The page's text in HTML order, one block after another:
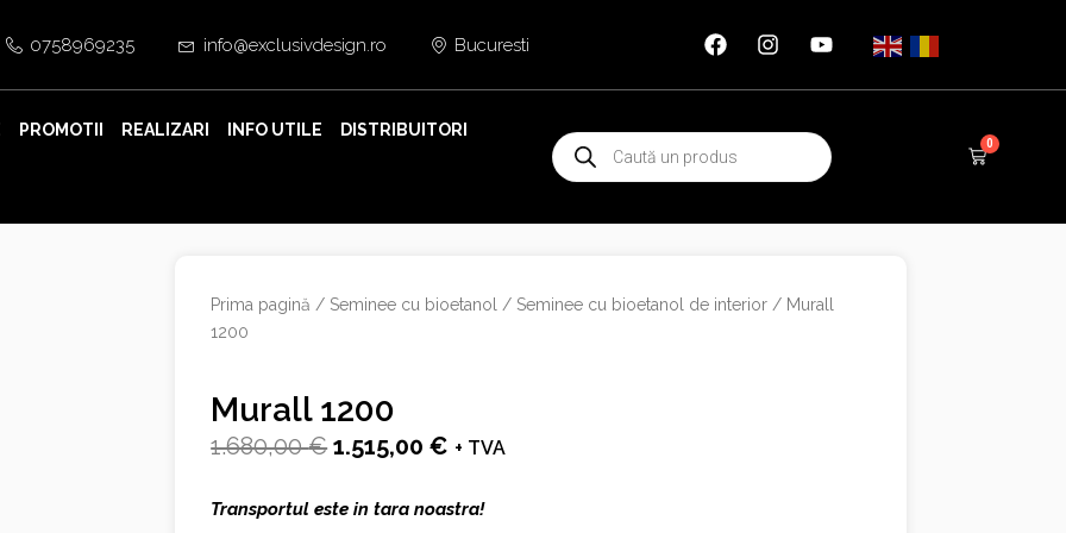
0758969235 info@exclusivdesign.ro Bucuresti
PROMOTII REALIZARI INFO UTILE DISTRIBUITORI
Products
search
0
Cart
Prima pagină / Seminee cu bioetanol / Seminee cu bioetanol de interior / Murall
1200
Murall 1200
1.680,00€ Prețul
a
1.515,00€ Prețul
este:
+ TVA
Transportul este in tara noastra!